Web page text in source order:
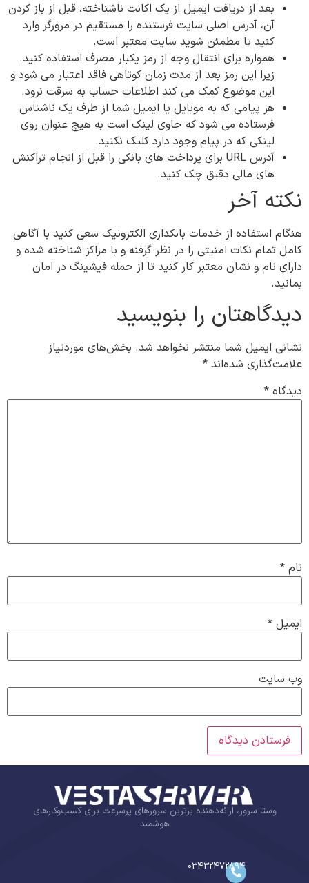
بعد از دریافت ایمیل از یک اکانت ناشناخته، قبل از باز کردن
آن، آدرس اصلی سایت فرستنده را مستقیم در مرورگر وارد
کنید تا مطمئن شوید سایت معتبر است.
همواره برای انتقال وجه از رمز یکبار مصرف استفاده کنید.
زیرا این رمز بعد از مدت زمان کوتاهی فاقد اعتبار می شود و
این موضوع کمک می کند اطلاعات حساب به سرقت نرود.
هر پیامی که به موبایل یا ایمیل شما از طرف یک ناشناس
فرستاده می شود که حاوی لینک است به هیچ عنوان روی
لینکی که در پیام وجود دارد کلیک نکنید.
آدرس URL برای پرداخت های بانکی را قبل از انجام تراکنش
های مالی دقیق چک کنید.
نکته آخر
هنگام استفاده از خدمات بانکداری الکترونیک سعی کنید با آگاهی
کامل تمام نکات امنیتی را در نظر گرفنه و با مراکز شناخته شده و
دارای نام و نشان معتبر کار کنید تا از حمله فیشینگ در امان
بمانید.
دیدگاهتان را بنویسید
نشانی ایمیل شما منتشر نخواهد شد. بخش‌های موردنیاز
علامت‌گذاری شده‌اند *
دیدگاه *
نام *
ایمیل *
وب‌ سایت
وستا سرور، ارائه‌دهنده برترین سرورهای پرسرعت برای کسب‌وکارهای
هوشمند
03432472894